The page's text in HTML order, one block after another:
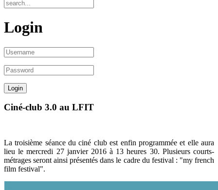
Login
Ciné-club 3.0 au LFIT
La troisième séance du ciné club est enfin programmée et elle aura
lieu le mercredi 27 janvier 2016 à 13 heures 30. Plusieurs courts-
métrages seront ainsi présentés dans le cadre du festival : "my french
film festival".